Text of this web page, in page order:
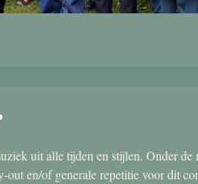
uit alle tijden en stijlen. Onder
out en/of generale repetitie voor dit